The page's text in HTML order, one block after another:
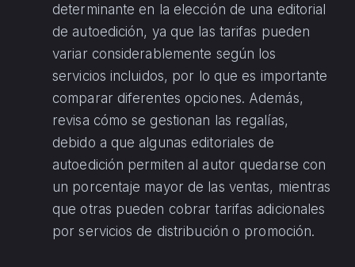
determinante en la elección de una editorial
de autoedición, ya que las tarifas pueden
variar considerablemente según los
servicios incluidos, por lo que es importante
comparar diferentes opciones. Además,
revisa cómo se gestionan las regalías,
debido a que algunas editoriales de
autoedición permiten al autor quedarse con
un porcentaje mayor de las ventas, mientras
que otras pueden cobrar tarifas adicionales
por servicios de distribución o promoción.